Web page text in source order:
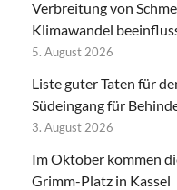
Verbreitung von
Klimawandel
5. August 2026
Liste guter Taten für
Südeingang für
3. August 2026
Im Oktober kommen
Grimm-Platz in Kassel